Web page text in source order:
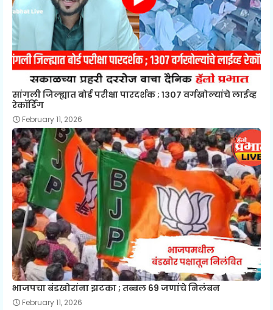
सांगली जिल्ह्यात बोर्ड परीक्षा पारदर्शक ; १३०७ वर्गखोल्यांचे लाईव्ह
रेकॉर्डिंग
February 11, 2026
भाजपचा बंडखोरांना झटका ; तब्बल 69 जणांचे निलंबन
February 11, 2026